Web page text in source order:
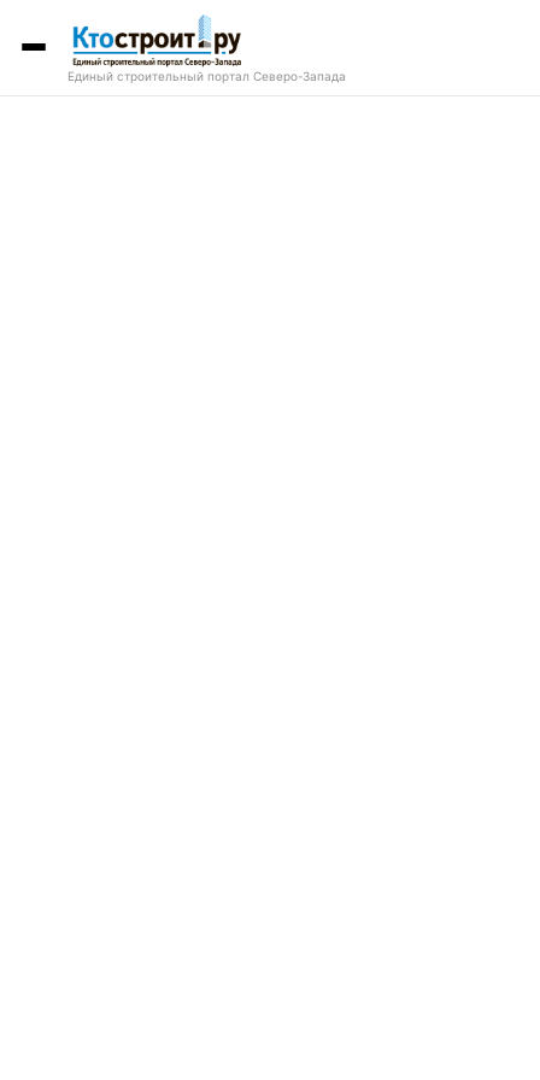
Единый строительный портал Северо-Запада